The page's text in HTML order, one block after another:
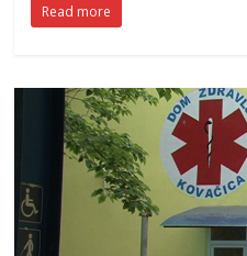
Read more